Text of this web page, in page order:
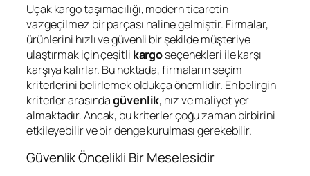
Uçak kargo taşımacılığı, modern ticaretin
vazgeçilmez bir parçası haline gelmiştir. Firmalar,
ürünlerini hızlı ve güvenli bir şekilde müşteriye
ulaştırmak için çeşitli kargoseçenekleri ile karşı
karşıya kalırlar. Bu noktada, firmaların seçim
kriterlerini belirlemek oldukça önemlidir. En belirgin
kriterler arasındagüvenlik, hız ve maliyet yer
almaktadır. Ancak, bu kriterler çoğu zaman birbirini
etkileyebilir ve bir denge kurulması gerekebilir.
Güvenlik Öncelikli Bir Meselesidir